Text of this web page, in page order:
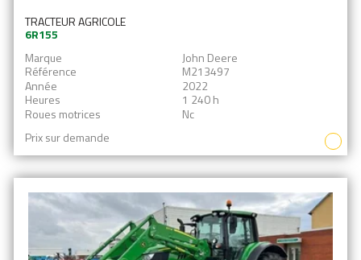
TRACTEUR AGRICOLE
6R155
Marque
John Deere
Référence
M213497
Année
2022
Heures
1 240 h
Roues motrices
Nc
Prix sur demande